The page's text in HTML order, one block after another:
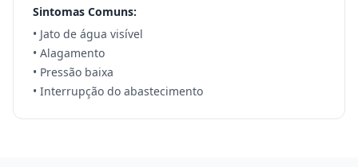
Sintomas Comuns:
• Jato de água visível
• Alagamento
• Pressão baixa
• Interrupção do abastecimento